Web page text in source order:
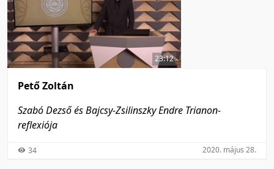
23:12
Pető Zoltán
Szabó Dezső és Bajcsy-Zsilinszky Endre Trianon-
reflexiója
34 2020. május 28.